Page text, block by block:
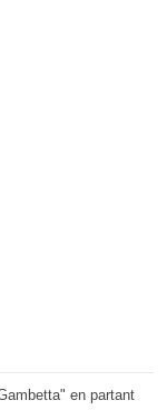
en partant